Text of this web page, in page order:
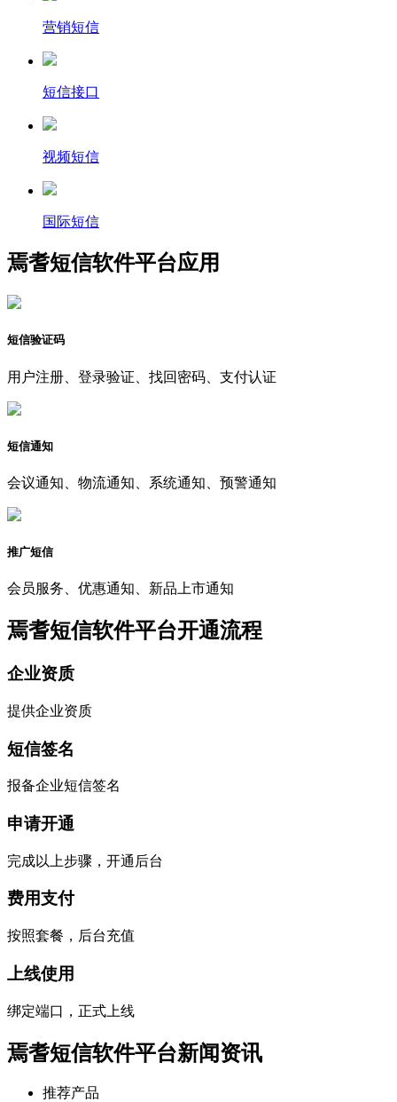
营销短信
短信接口
视频短信
国际短信
焉耆短信软件平台应用
短信验证码
用户注册、登录验证、找回密码、支付认证
短信通知
会议通知、物流通知、系统通知、预警通知
推广短信
会员服务、优惠通知、新品上市通知
焉耆短信软件平台开通流程
企业资质
提供企业资质
短信签名
报备企业短信签名
申请开通
完成以上步骤，开通后台
费用支付
按照套餐，后台充值
上线使用
绑定端口，正式上线
焉耆短信软件平台新闻资讯
推荐产品